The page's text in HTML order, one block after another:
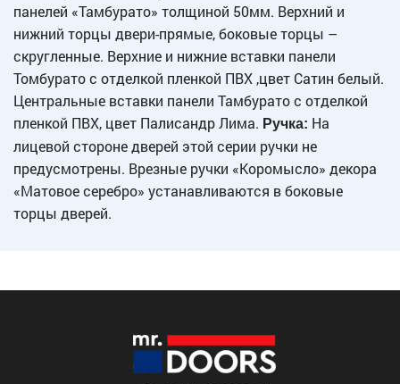
панелей «Тамбурато» толщиной 50мм. Верхний и
нижний торцы двери-прямые, боковые торцы –
скругленные. Верхние и нижние вставки панели
Томбурато с отделкой пленкой ПВХ ,цвет Сатин белый.
Центральные вставки панели Тамбурато с отделкой
пленкой ПВХ, цвет Палисандр Лима. Ручка: На
лицевой стороне дверей этой серии ручки не
предусмотрены. Врезные ручки «Коромысло» декора
«Матовое серебро» устанавливаются в боковые
торцы дверей.